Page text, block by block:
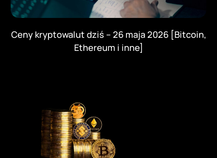
Ceny kryptowalut dziś – 26 maja 2026 [Bitcoin,
Ethereum i inne]